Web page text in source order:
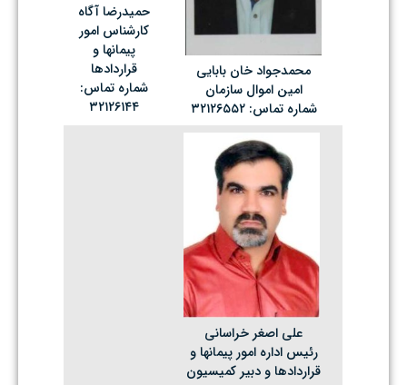
محمدجواد خان بابایی
امین اموال سازمان
شماره تماس: ۳۲۱۲۶۵۵۲
حمیدرضا آگاه
کارشناس امور
پیمانها و
قراردادها
شماره تماس:
۳۲۱۲۶۱۴۴
علی اصغر خراسانی
رئیس اداره امور پیمانها و
قراردادها و دبیر کمیسیون